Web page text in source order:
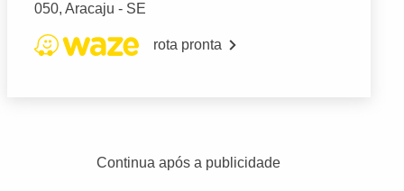
050, Aracaju - SE
rota pronta
Continua após a publicidade